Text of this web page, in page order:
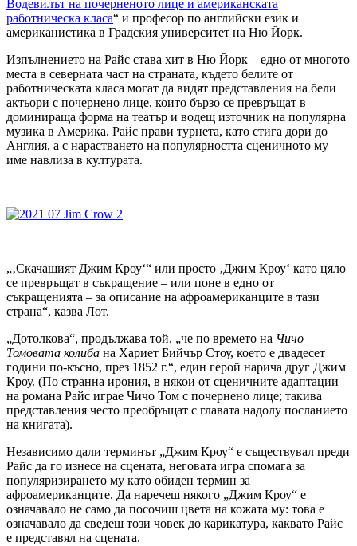
Водевилът на почерненото лице и американската
работническа класа“ и професор по английски език и
американистика в Градския университет на Ню Йорк.
Изпълнението на Райс става хит в Ню Йорк – едно от многото
места в северната част на страната, където белите от
работническата класа могат да видят представления на бели
актьори с почернено лице, които бързо се превръщат в
доминираща форма на театър и водещ източник на популярна
музика в Америка. Райс прави турнета, като стига дори до
Англия, а с нарастването на популярността сценичното му
име навлиза в културата.
„‚Скачащият Джим Кроу‘“ или просто ‚Джим Кроу‘ като цяло
се превръщат в съкращение – или поне в едно от
съкращенията – за описание на афроамериканците в тази
страна“, казва Лот.
„Дотолкова“, продължава той, „че по времето на Чичо
Томовата колиба на Хариет Бийчър Стоу, което е двадесет
години по-късно, през 1852 г.“, един герой нарича друг Джим
Кроу. (По странна ирония, в някои от сценичните адаптации
на романа Райс играе Чичо Том с почернено лице; такива
представления често преобръщат с главата надолу посланието
на книгата).
Независимо дали терминът „Джим Кроу“ е съществувал преди
Райс да го изнесе на сцената, неговата игра спомага за
популяризирането му като обиден термин за
афроамериканците. Да наречеш някого „Джим Кроу“ е
означавало не само да посочиш цвета на кожата му: това е
означавало да сведеш този човек до карикатура, каквато Райс
е представял на сцената.